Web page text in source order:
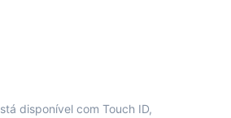
disponível com Touch ID,